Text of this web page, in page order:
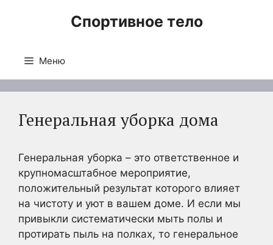
Спортивное тело
Меню
Генеральная уборка дома
Генеральная уборка – это ответственное и
крупномасштабное мероприятие,
положительный результат которого влияет
на чистоту и уют в вашем доме. И если мы
привыкли систематически мыть полы и
протирать пыль на полках, то генеральное